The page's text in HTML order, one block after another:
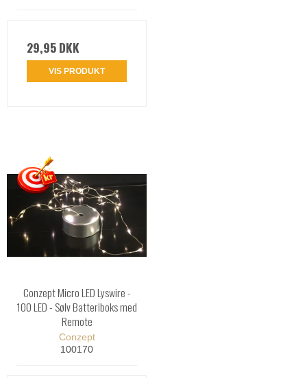
29,95 DKK
VIS PRODUKT
Conzept Micro LED Lyswire -
100 LED - Sølv Batteriboks med
Remote
Conzept
100170